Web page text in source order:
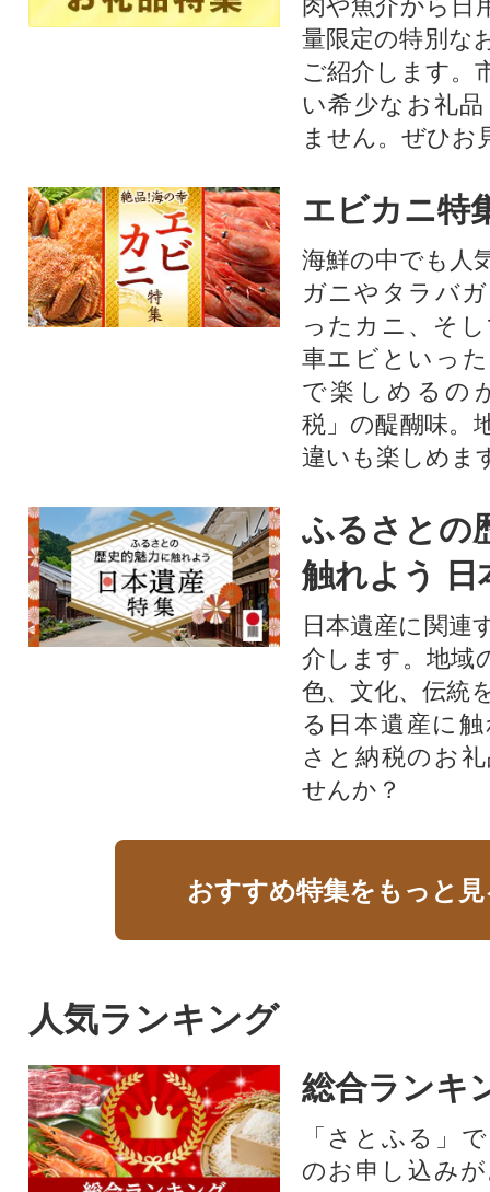
肉や魚介から日
量限定の特別な
ご紹介します。
い希少なお礼
ません。ぜひお
エビカニ特
海鮮の中でも人
ガニやタラバ
ったカニ、そ
車エビといっ
で楽しめるの
税」の醍醐味。
違いも楽しめま
ふるさとの
触れよう 日
日本遺産に関連
介します。地域
色、文化、伝統
る日本遺産に
さと納税のお
せんか？​​​
おすすめ特集をもっと
人気ランキング
総合ランキ
「さとふる」
のお申し込み